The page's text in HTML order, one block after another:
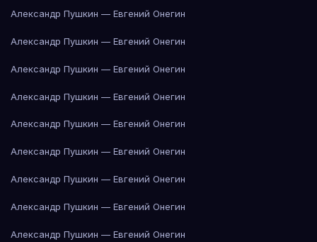
Александр Пушкин — Евгений Онегин
Александр Пушкин — Евгений Онегин
Александр Пушкин — Евгений Онегин
Александр Пушкин — Евгений Онегин
Александр Пушкин — Евгений Онегин
Александр Пушкин — Евгений Онегин
Александр Пушкин — Евгений Онегин
Александр Пушкин — Евгений Онегин
Александр Пушкин — Евгений Онегин